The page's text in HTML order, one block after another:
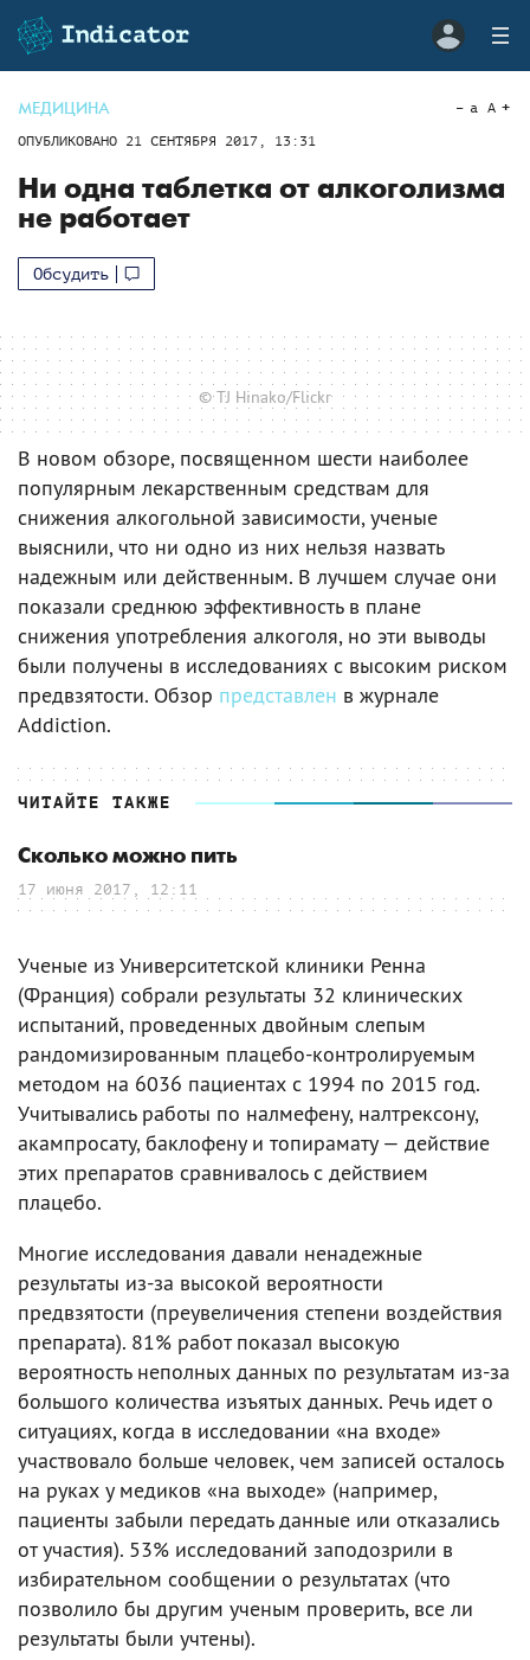
МЕДИЦИНА
ОПУБЛИКОВАНО 21 СЕНТЯБРЯ 2017, 13:31
a A
Ни одна таблетка от алкоголизма
не работает
Обсудить
© TJ Hinako/Flickr
В новом обзоре, посвященном шести наиболее
популярным лекарственным средствам для
снижения алкогольной зависимости, ученые
выяснили, что ни одно из них нельзя назвать
надежным или действенным. В лучшем случае они
показали среднюю эффективность в плане
снижения употребления алкоголя, но эти выводы
были получены в исследованиях с высоким риском
предвзятости. Обзор представлен в журнале
Addiction.
ЧИТАЙТЕ ТАКЖЕ
Сколько можно пить
17 июня 2017, 12:11
Ученые из Университетской клиники Ренна
(Франция) собрали результаты 32 клинических
испытаний, проведенных двойным слепым
рандомизированным плацебо-контролируемым
методом на 6036 пациентах с 1994 по 2015 год.
Учитывались работы по налмефену, налтрексону,
акампросату, баклофену и топирамату — действие
этих препаратов сравнивалось с действием
плацебо.
Многие исследования давали ненадежные
результаты из-за высокой вероятности
предвзятости (преувеличения степени воздействия
препарата). 81% работ показал высокую
вероятность неполных данных по результатам из-за
большого количества изъятых данных. Речь идет о
ситуациях, когда в исследовании «на входе»
участвовало больше человек, чем записей осталось
на руках у медиков «на выходе» (например,
пациенты забыли передать данные или отказались
от участия). 53% исследований заподозрили в
избирательном сообщении о результатах (что
позволило бы другим ученым проверить, все ли
результаты были учтены).